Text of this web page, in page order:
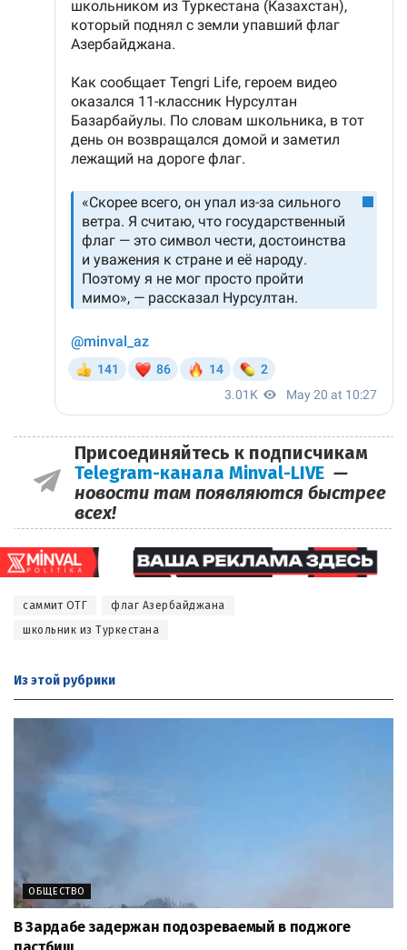
Присоединяйтесь к подписчикам
Telegram-канала Minval-LIVE —
новости там появляются быстрее
всех!
саммит ОТГ
флаг Азербайджана
школьник из Туркестана
Из этой рубрики
ОБЩЕСТВО
В Зардабе задержан подозреваемый в поджоге